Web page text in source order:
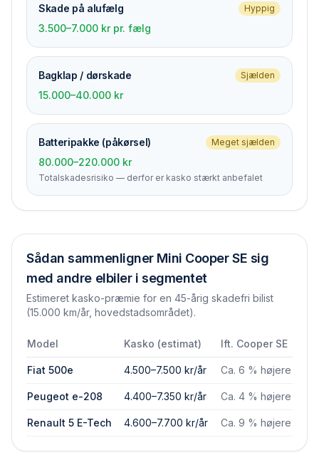
Skade på alufælg Hyppig
3.500–7.000 kr pr. fælg
Bagklap / dørskade Sjælden
15.000–40.000 kr
Batteripakke (påkørsel) Meget sjælden
80.000–220.000 kr
Totalskades­risiko — derfor er kasko stærkt anbefalet
Sådan sammenligner Mini Cooper SE sig
med andre elbiler i segmentet
Estimeret kasko-præmie for en 45-årig skadefri bilist
(15.000 km/år, hovedstadsområdet).
Model Kasko (estimat) Ift. Cooper SE
Fiat 500e 4.500–7.500 kr/år Ca. 6 % højere
Peugeot e-208 4.400–7.350 kr/år Ca. 4 % højere
Renault 5 E-Tech 4.600–7.700 kr/år Ca. 9 % højere